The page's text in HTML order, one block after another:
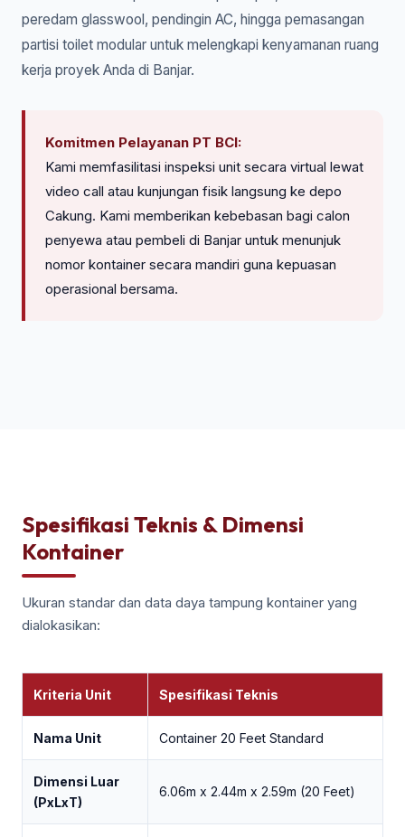
peredam glasswool, pendingin AC, hingga pemasangan
partisi toilet modular untuk melengkapi kenyamanan ruang
kerja proyek Anda di Banjar.
Komitmen Pelayanan PT BCI:
Kami memfasilitasi inspeksi unit secara virtual lewat
video call atau kunjungan fisik langsung ke depo
Cakung. Kami memberikan kebebasan bagi calon
penyewa atau pembeli di Banjar untuk menunjuk
nomor kontainer secara mandiri guna kepuasan
operasional bersama.
Spesifikasi Teknis & Dimensi
Kontainer
Ukuran standar dan data daya tampung kontainer yang
dialokasikan:
Kriteria Unit Spesifikasi Teknis
Nama Unit Container 20 Feet Standard
Dimensi Luar
(PxLxT)
6.06m x 2.44m x 2.59m (20 Feet)